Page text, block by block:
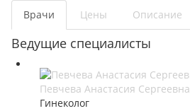
Врачи
Цены Описание
Ведущие специалисты
Певчева Анастасия Сергеевна
Гинеколог